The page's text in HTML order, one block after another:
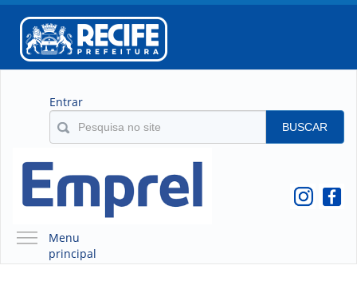
Entrar
BUSCAR
Menu
principal